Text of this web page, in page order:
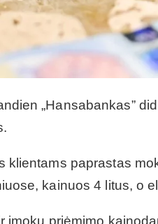
„Hansabankas”
klientams paprastas
kainuos 4 litus, o
įmokų priėmimo